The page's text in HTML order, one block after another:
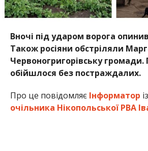
Вночі під ударом ворога
Також росіяни обстріляли
Червоногригорівську
обійшлося без постраждалих.
Про це повідомляє Інформатор
очільника Нікопольської РВА